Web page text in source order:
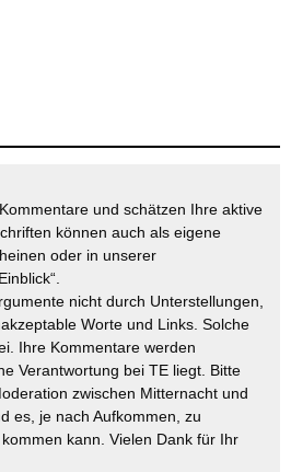
und schätzen Ihre aktive
können auch als eigene
oder in unserer
nicht durch Unterstellungen,
Worte und Links. Solche
Ihre Kommentare werden
Verantwortung bei TE liegt. Bitte
zwischen Mitternacht und
es, je nach Aufkommen, zu
kann. Vielen Dank für Ihr